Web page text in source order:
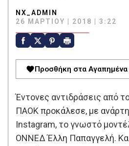
NX_ADMIN
26 ΜΑΡΤΊΟΥ | 2018 | 3:22
Προσθήκη στα Αγαπημένα
Έντονες αντιδράσεις από
ΠΑΟΚ προκάλεσε, με
Instagram, το γνωστό
ΟΝΝΕΔ Έλλη Παπαγγελή.